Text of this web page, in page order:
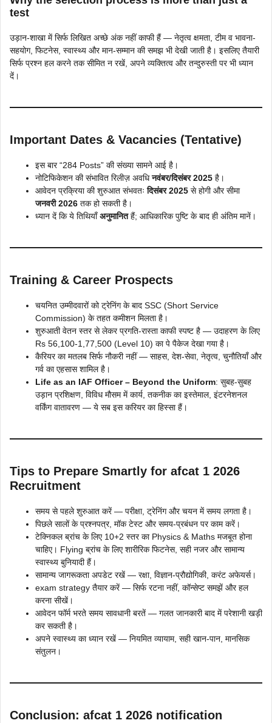
test
उड़ान-शाखा में सिर्फ लिखित अच्छे अंक नहीं काफी हैं — नेतृत्व क्षमता, टीम व भावना-
सहयोग, फिटनेस, स्वास्थ्य और मान-सम्मान की समझ भी देखी जाती है। इसलिए तैयारी
सिर्फ प्रश्न हल करने तक सीमित न रखें, अपने व्यक्तित्व और तन्दुरुस्ती पर भी ध्यान
दें।
Important Dates & Vacancies (Tentative)
इस बार “284 Posts” की संख्या सामने आई है।
नोटिफिकेशन की संभावित रिलीज़ अवधिनवंबर/दिसंबर 2025 है।
आवेदन प्रक्रिया की शुरुआत संभवतःदिसंबर 2025 से होगी और सीमा
जनवरी 2026 तक हो सकती है।
ध्यान दें कि ये तिथियाँअनुमानितहैं; आधिकारिक पुष्टि के बाद ही अंतिम मानें।
Training & Career Prospects
चयनित उम्मीदवारों को ट्रेनिंग के बाद SSC (Short Service
Commission) के तहत कमीशन मिलता है।
शुरुआती वेतन स्तर से लेकर प्रगति-रास्ता काफी स्पष्ट है — उदाहरण के लिए
Rs 56,100-1,77,500 (Level 10) का पे पैकेज देखा गया है।
कैरियर का मतलब सिर्फ नौकरी नहीं — साहस, देश-सेवा, नेतृत्व, चुनौतियाँ और
गर्व का एहसास शामिल है।
Life as an IAF Officer – Beyond the Uniform: सुबह-सुबह
उड़ान प्रशिक्षण, विविध मौसम में कार्य, तकनीक का इस्तेमाल, इंटरनेशनल
वर्किंग वातावरण — ये सब इस करियर का हिस्सा हैं।
Tips to Prepare Smartly for afcat 1 2026
Recruitment
समय से पहले शुरुआत करें — परीक्षा, ट्रेनिंग और चयन में समय लगता है।
पिछले सालों के प्रश्नपत्र, मॉक टेस्ट और समय-प्रबंधन पर काम करें।
टेक्निकल ब्रांच के लिए 10+2 स्तर का Physics & Maths मजबूत होना
चाहिए। Flying ब्रांच के लिए शारीरिक फिटनेस, सही नजर और सामान्य
स्वास्थ्य बुनियादी हैं।
सामान्य जागरूकता अपडेट रखें — रक्षा, विज्ञान-प्रौद्योगिकी, करंट अफेयर्स।
exam strategy तैयार करें — सिर्फ रटना नहीं, कॉन्सेप्ट समझें और हल
करना सीखें।
आवेदन फॉर्म भरते समय सावधानी बरतें — गलत जानकारी बाद में परेशानी खड़ी
कर सकती है।
अपने स्वास्थ्य का ध्यान रखें — नियमित व्यायाम, सही खान-पान, मानसिक
संतुलन।
Conclusion: afcat 1 2026 notification